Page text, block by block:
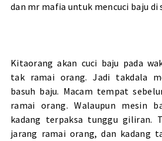
dan mr mafia untuk mencuci baju di
Kitaorang akan cuci baju pada
tak ramai orang. Jadi takdala
basuh baju. Macam tempat
ramai orang. Walaupun mesin
kadang terpaksa tunggu giliran.
jarang ramai orang, dan kadang